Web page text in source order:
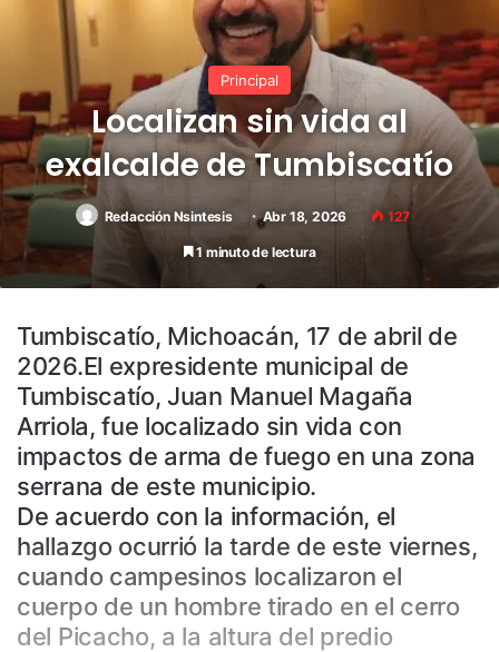
Principal
Localizan sin vida al
exalcalde de Tumbiscatío
Redacción Nsintesis Abr 18, 2026 127
1 minuto de lectura
Tumbiscatío, Michoacán, 17 de abril de
2026.El expresidente municipal de
Tumbiscatío, Juan Manuel Magaña
Arriola, fue localizado sin vida con
impactos de arma de fuego en una zona
serrana de este municipio.
De acuerdo con la información, el
hallazgo ocurrió la tarde de este viernes,
cuando campesinos localizaron el
cuerpo de un hombre tirado en el cerro
del Picacho, a la altura del predio